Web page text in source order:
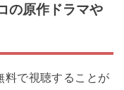
の原作ドラマや
料で視聴することが